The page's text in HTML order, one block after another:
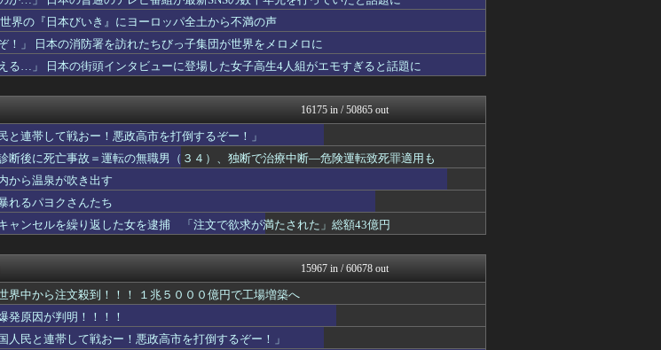
運命、その正体とは？
モッコスヌ〜ン
ゃん！！！【乃木坂46】
有料化すればサボらず走るし流問題解決...
働くモノニュース : 人生...
幕戦に来場「みなさまへご挨拶させて...
【サッカー まとめ】サカラ...
「協力的でなかったから」 [8/6]
国難にあってもの申す！！
ｗｗｗｗｗｗｗｗｗｗｗｗｗｗｗｗｗ...
ラビット速報
社オンラインショップで“43億円分”...
たら
ルン揺れてしまう ※gifあり
アナ速‐女子アナ画像速報
」の初打ち感想 出玉報告【5ch口コ...
パチスロログ
仮設風呂に入浴する
クリアした
て需要ありますか？」
わんこーる速報！
登板で、4回2/3を投げた負担を考...
ベイスターズNEWS
まとめたニュース
たよ❤」ﾊﾟｼｬ
なんJミュージアム
スタ」を倒して以来30年頂点に居座っ...
トレンドの通り道
、、、」→お◯ぱいがエ口すぎワロタｗ...
ストの初回なら居酒屋より安く飲めてイ...
アニゲー速報
ンス掴む「3割打っても呼ばれない...
界の『日本びいき』にヨーロッパ全土から不満の声
！」 日本の消防署を訪れたちびっ子集団が世界をメロメロに
る…」 日本の街頭インタビューに登場した女子高生4人組がエモすぎると話題に
16175 in / 50865 out
と連帯して戦おー！悪政高市を打倒するぞー！」
断後に死亡事故＝運転の無職男（３４）、独断で治療中断―危険運転致死罪適用も
から温泉が吹き出す
れるパヨクさんたち
ャンセルを繰り返した女を逮捕 「注文で欲求が満たされた」総額43億円
15967 in / 60678 out
界中から注文殺到！！！ １兆５０００億円で工場増築へ
発原因が判明！！！！
人民と連帯して戦おー！悪政高市を打倒するぞー！」